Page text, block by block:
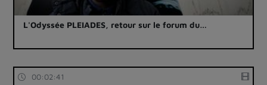
L'Odyssée PLEIADES, retour sur le forum du…
00:02:41